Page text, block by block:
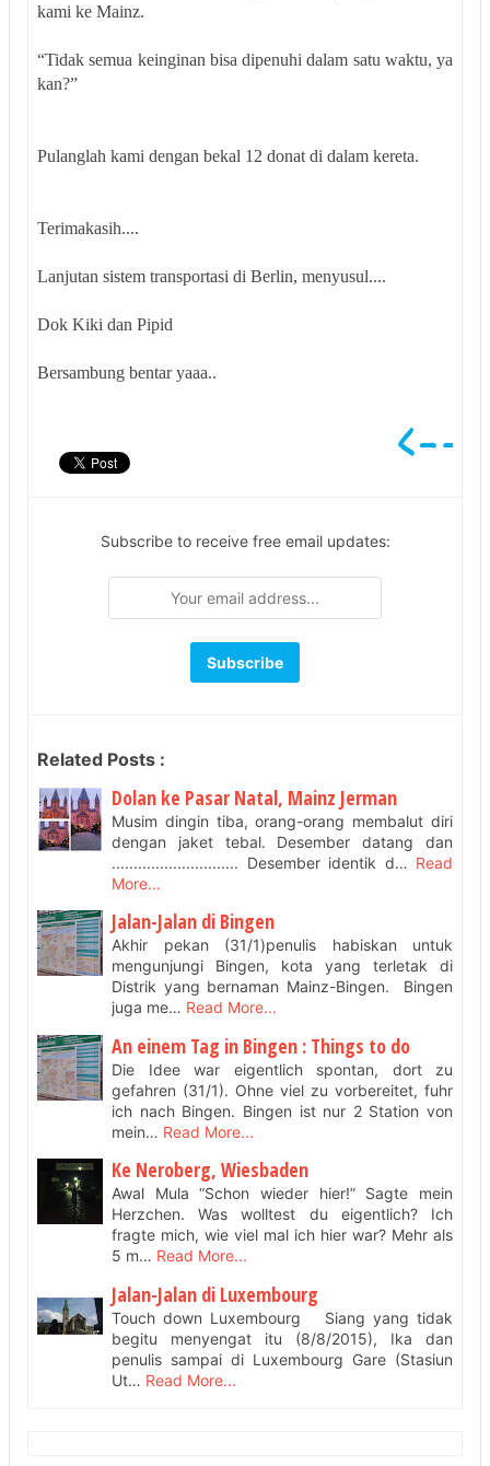
kami ke Mainz.
“Tidak semua keinginan bisa dipenuhi dalam satu waktu, ya
kan?”
Pulanglah kami dengan bekal 12 donat di dalam kereta.
Terimakasih....
Lanjutan sistem transportasi di Berlin, menyusul....
Dok Kiki dan Pipid
Bersambung bentar yaaa..
Subscribe to receive free email updates:
Related Posts :
Dolan ke Pasar Natal, Mainz Jerman
Musim dingin tiba, orang-orang membalut diri
dengan jaket tebal. Desember datang dan
............................. Desember identik d… Read
More...
Jalan-Jalan di Bingen
Akhir pekan (31/1)penulis habiskan untuk
mengunjungi Bingen, kota yang terletak di
Distrik yang bernaman Mainz-Bingen. Bingen
juga me… Read More...
An einem Tag in Bingen : Things to do
Die Idee war eigentlich spontan, dort zu
gefahren (31/1). Ohne viel zu vorbereitet, fuhr
ich nach Bingen. Bingen ist nur 2 Station von
mein… Read More...
Ke Neroberg, Wiesbaden
Awal Mula “Schon wieder hier!” Sagte mein
Herzchen. Was wolltest du eigentlich? Ich
fragte mich, wie viel mal ich hier war? Mehr als
5 m… Read More...
Jalan-Jalan di Luxembourg
Touch down Luxembourg Siang yang tidak
begitu menyengat itu (8/8/2015), Ika dan
penulis sampai di Luxembourg Gare (Stasiun
Ut… Read More...